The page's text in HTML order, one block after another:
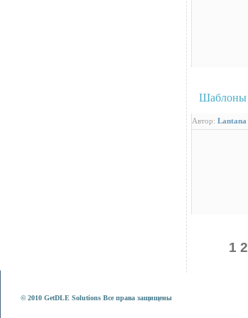
Шаблоны
Автор: Lantana
1 2
© 2010 GetDLE Solutions Все права защищены